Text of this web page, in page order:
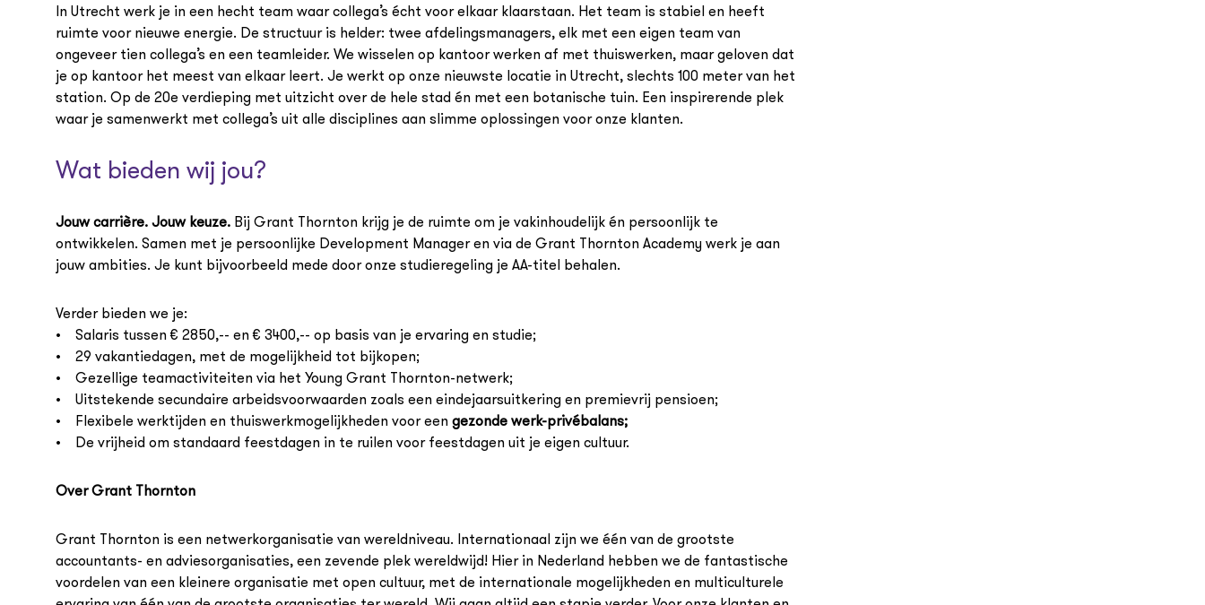
In Utrecht werk je in een hecht team waar collega’s écht voor elkaar klaarstaan. Het team is stabiel en heeft
ruimte voor nieuwe energie. De structuur is helder: twee afdelingsmanagers, elk met een eigen team van
ongeveer tien collega’s en een teamleider. We wisselen op kantoor werken af met thuiswerken, maar geloven dat
je op kantoor het meest van elkaar leert. Je werkt op onze nieuwste locatie in Utrecht, slechts 100 meter van het
station. Op de 20e verdieping met uitzicht over de hele stad én met een botanische tuin. Een inspirerende plek
waar je samenwerkt met collega’s uit alle disciplines aan slimme oplossingen voor onze klanten.
Wat bieden wij jou?
Jouw carrière. Jouw keuze. Bij Grant Thornton krijg je de ruimte om je vakinhoudelijk én persoonlijk te
ontwikkelen. Samen met je persoonlijke Development Manager en via de Grant Thornton Academy werk je aan
jouw ambities. Je kunt bijvoorbeeld mede door onze studieregeling je AA-titel behalen.
Verder bieden we je:
• Salaris tussen € 2850,-- en € 3400,-- op basis van je ervaring en studie;
• 29 vakantiedagen, met de mogelijkheid tot bijkopen;
• Gezellige teamactiviteiten via het Young Grant Thornton-netwerk;
• Uitstekende secundaire arbeidsvoorwaarden zoals een eindejaarsuitkering en premievrij pensioen;
• Flexibele werktijden en thuiswerkmogelijkheden voor eengezonde werk-privébalans;
• De vrijheid om standaard feestdagen in te ruilen voor feestdagen uit je eigen cultuur.
Over Grant Thornton
Grant Thornton is een netwerkorganisatie van wereldniveau. Internationaal zijn we één van de grootste
accountants- en adviesorganisaties, een zevende plek wereldwijd! Hier in Nederland hebben we de fantastische
voordelen van een kleinere organisatie met open cultuur, met de internationale mogelijkheden en multiculturele